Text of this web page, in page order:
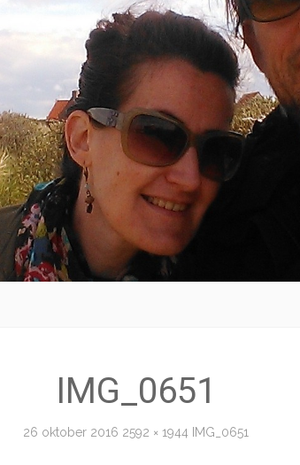
IMG_0651
26 oktober 2016 2592 × 1944 IMG_0651